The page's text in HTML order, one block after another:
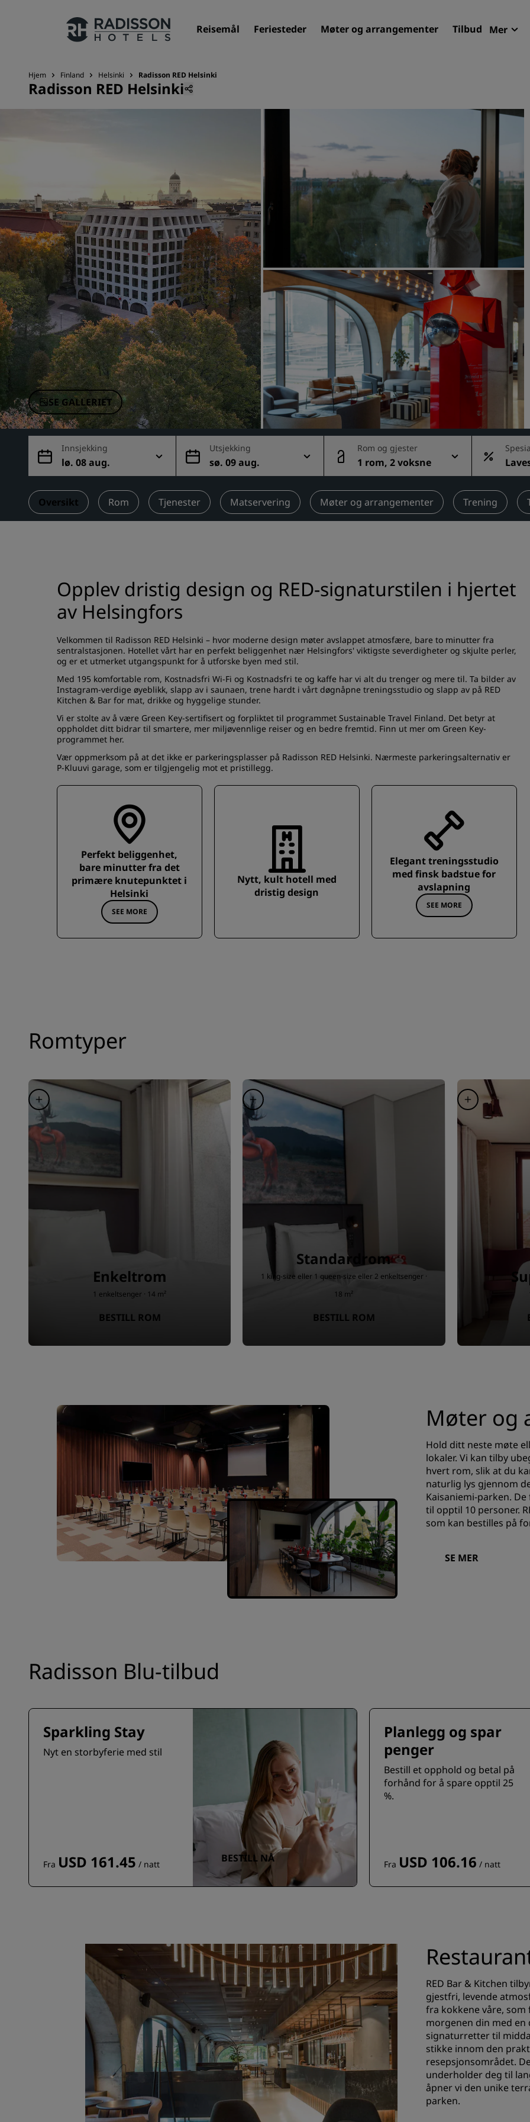
Reisemål Feriesteder Møter og arrangementer Tilbud Mer
Merkevarene våre
Tilknyttede merker i Kina
Betjente leiligheter
Flyplasshoteller
Nye og kommende hoteller
Møter og arrangementer
Opplev Radisson Meetings
Bestill et møterom
Be om et tilbud
Arrangementsreisemål
Bransjeløsninger
Søk etter flyvninger
Søk etter flyvninger
Matservering
Søk etter en restaurant
Digitale tjenester
Radisson Hotels-app
Hjem Finland Helsinki Radisson RED Helsinki
Radisson RED Helsinki
SE GALLERIET
Innsjekking
lø. 08 aug.
Utsjekking
sø. 09 aug.
Rom og gjester
1 rom, 2 voksne
ig
Oversikt Rom Tjenester Matservering Møter og arrangementer Trening
Opplev dristig design og RED-signaturstilen i hjertet
av Helsingfors
Velkommen til Radisson RED Helsinki – hvor moderne design møter avslappet atmosfære, bare to minutter fra
sentralstasjonen. Hotellet vårt har en perfekt beliggenhet nær Helsingfors' viktigste severdigheter og skjulte perler,
og er et utmerket utgangspunkt for å utforske byen med stil.
Med 195 komfortable rom, Kostnadsfri Wi-Fi og Kostnadsfri te og kaffe har vi alt du trenger og mere til. Ta bilder av
Instagram-verdige øyeblikk, slapp av i saunaen, trene hardt i vårt døgnåpne treningsstudio og slapp av på RED
Kitchen & Bar for mat, drikke og hyggelige stunder.
Vi er stolte av å være Green Key-sertifisert og forpliktet til programmet Sustainable Travel Finland. Det betyr at
oppholdet ditt bidrar til smartere, mer miljøvennlige reiser og en bedre fremtid. Finn ut mer om Green Key-
programmet her.
Vær oppmerksom på at det ikke er parkeringsplasser på Radisson RED Helsinki. Nærmeste parkeringsalternativ er
P-Kluuvi garage, som er tilgjengelig mot et pristillegg.
Perfekt beliggenhet,
bare minutter fra det
primære knutepunktet i
Helsinki
SEE MORE
Nytt, kult hotell med
dristig design
Elegant treningsstudio
med finsk badstue for
avslapning
SEE MORE
Romtyper
Enkeltrom
1 enkeltsenger · 14 m²
BESTILL ROM
Standardrom
1 king-size eller 1 queen-size eller 2 enkeltsenger ·
18 m²
BESTILL ROM
Møter og
Hold ditt neste møte
lokaler. Vi kan tilby
hvert rom, slik at du
naturlig lys gjennom
Kaisaniemi-parken.
til opptil 10 personer.
som kan bestilles på
SE MER
Radisson Blu-tilbud
Sparkling Stay
Nyt en storbyferie med stil
Fra USD 161.45 / natt BESTILL NÅ
Planlegg og spar
penger
Bestill et opphold og betal på
forhånd for å spare opptil 25
%.
Fra USD 106.16 / natt
RED Bar & Kitchen
gjestfri, levende
fra kokkene våre,
morgenen din med en
signaturretter til
stikke innom den
resepsjonsområdet.
underholder deg til
åpner vi den unike
parken.